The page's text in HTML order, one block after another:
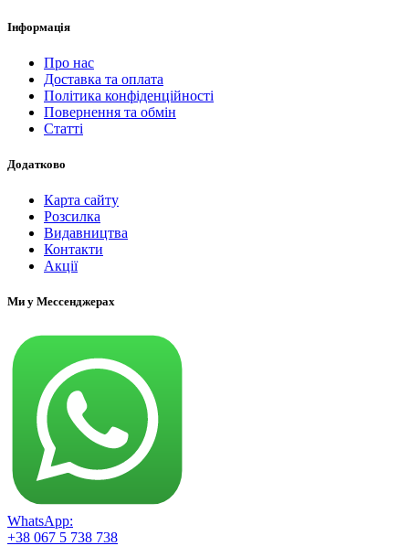
Інформація
Про нас
Доставка та оплата
Політика конфіденційності
Повернення та обмін
Статті
Додатково
Карта сайту
Розсилка
Видавництва
Контакти
Акції
Ми у Мессенджерах
WhatsApp:
+38 067 5 738 738